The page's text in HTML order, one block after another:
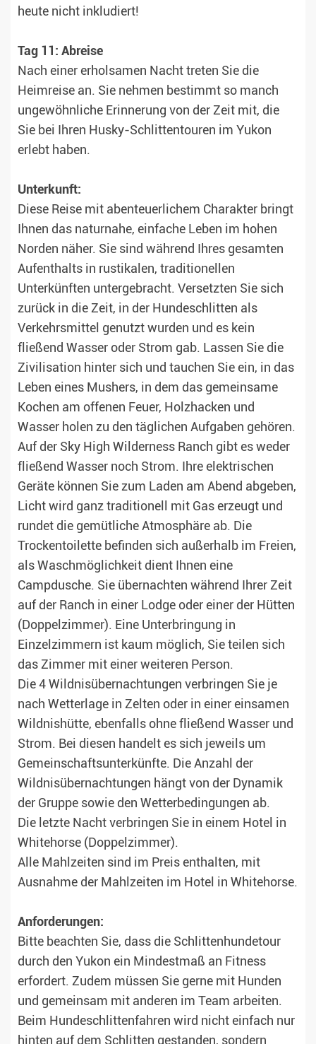
heute nicht inkludiert!
Tag 11: Abreise
Nach einer erholsamen Nacht treten Sie die
Heimreise an. Sie nehmen bestimmt so manch
ungewöhnliche Erinnerung von der Zeit mit, die
Sie bei Ihren Husky-Schlittentouren im Yukon
erlebt haben.
Unterkunft:
Diese Reise mit abenteuerlichem Charakter bringt
Ihnen das naturnahe, einfache Leben im hohen
Norden näher. Sie sind während Ihres gesamten
Aufenthalts in rustikalen, traditionellen
Unterkünften untergebracht. Versetzten Sie sich
zurück in die Zeit, in der Hundeschlitten als
Verkehrsmittel genutzt wurden und es kein
fließend Wasser oder Strom gab. Lassen Sie die
Zivilisation hinter sich und tauchen Sie ein, in das
Leben eines Mushers, in dem das gemeinsame
Kochen am offenen Feuer, Holzhacken und
Wasser holen zu den täglichen Aufgaben gehören.
Auf der Sky High Wilderness Ranch gibt es weder
fließend Wasser noch Strom. Ihre elektrischen
Geräte können Sie zum Laden am Abend abgeben,
Licht wird ganz traditionell mit Gas erzeugt und
rundet die gemütliche Atmosphäre ab. Die
Trockentoilette befinden sich außerhalb im Freien,
als Waschmöglichkeit dient Ihnen eine
Campdusche. Sie übernachten während Ihrer Zeit
auf der Ranch in einer Lodge oder einer der Hütten
(Doppelzimmer). Eine Unterbringung in
Einzelzimmern ist kaum möglich, Sie teilen sich
das Zimmer mit einer weiteren Person.
Die 4 Wildnisübernachtungen verbringen Sie je
nach Wetterlage in Zelten oder in einer einsamen
Wildnishütte, ebenfalls ohne fließend Wasser und
Strom. Bei diesen handelt es sich jeweils um
Gemeinschaftsunterkünfte. Die Anzahl der
Wildnisübernachtungen hängt von der Dynamik
der Gruppe sowie den Wetterbedingungen ab.
Die letzte Nacht verbringen Sie in einem Hotel in
Whitehorse (Doppelzimmer).
Alle Mahlzeiten sind im Preis enthalten, mit
Ausnahme der Mahlzeiten im Hotel in Whitehorse.
Anforderungen:
Bitte beachten Sie, dass die Schlittenhundetour
durch den Yukon ein Mindestmaß an Fitness
erfordert. Zudem müssen Sie gerne mit Hunden
und gemeinsam mit anderen im Team arbeiten.
Beim Hundeschlittenfahren wird nicht einfach nur
hinten auf dem Schlitten gestanden, sondern